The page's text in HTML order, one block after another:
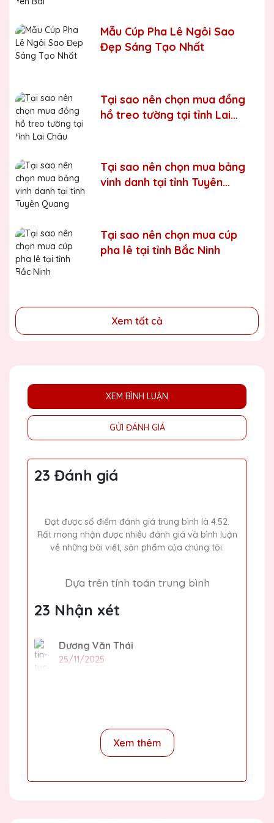
và nghiêm ngặt ở từng khâu sản xuất. Xưởng sản xuất
cúp pha lê uy tín, chất lượng
sản xuất theo ý tưởng của khách hàng.
Quà tặng Biểu Trưng Pha Lê QTG cung cấp tới Quý
khách hàng thành phẩm bao gồm hộp xi lót lụa vàng,
với 2 màu lựa chọn xanh hoặc đỏ làm tăng thêm tính
trang trọng cho sản phẩm.
Sản phẩm được làm từ chất liệu pha lê vô cùng tinh tế,
sang trọng, gửi đến người nhận những ý nghĩa to lớn:
- Vinh danh cá nhân, tập thể đạt thành tích xuất sắc
cá nhân, tập thể
- Tri ân, thay lời cảm ơn gửi đến những cá nhân, tổ chức
đã cống hiến, đóng góp cho doanh nghiệp, cho cộng
đồng
Mẫu Cúp Pha Lê Ngôi Sao
Đẹp Sáng Tạo Nhất
Tại sao nên chọn mua đồng
hồ treo tường tại tỉnh Lai
Tại sao nên chọn mua bảng
vinh danh tại tỉnh Tuyên
Tại sao nên chọn mua cúp
pha lê tại tỉnh Bắc Ninh
Xem tất cả
XEM BÌNH LUẬN
GỬI ĐÁNH GIÁ
23 Đánh giá
Đạt được số điểm đánh giá trung bình là 4.52.
Rất mong nhận được nhiều đánh giá và bình luận
về những bài viết, sản phẩm của chúng tôi.
Dựa trên tính toán trung bình
23 Nhận xét
Dương Văn Thái
25/11/2025
25/11/2025
Xem thêm